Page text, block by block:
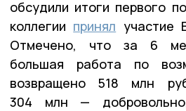
обсудили итоги первого
коллегии принял участие
Отмечено, что за 6
большая работа по
возвращено 518 млн
304 млн —